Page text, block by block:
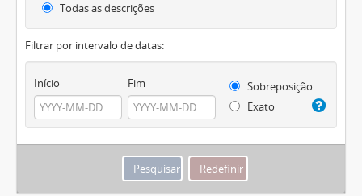
Todas as descrições
Filtrar por intervalo de datas:
Início Fim
Sobreposição
Exato